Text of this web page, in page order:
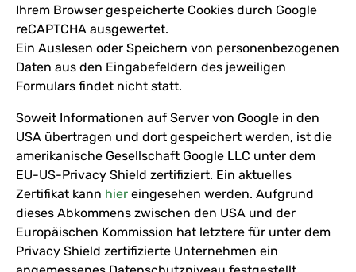
Ihrem Browser gespeicherte Cookies durch Google
reCAPTCHA ausgewertet.
Ein Auslesen oder Speichern von personenbezogenen
Daten aus den Eingabefeldern des jeweiligen
Formulars findet nicht statt.
Soweit Informationen auf Server von Google in den
USA übertragen und dort gespeichert werden, ist die
amerikanische Gesellschaft Google LLC unter dem
EU-US-Privacy Shield zertifiziert. Ein aktuelles
Zertifikat kann hier eingesehen werden. Aufgrund
dieses Abkommens zwischen den USA und der
Europäischen Kommission hat letztere für unter dem
Privacy Shield zertifizierte Unternehmen ein